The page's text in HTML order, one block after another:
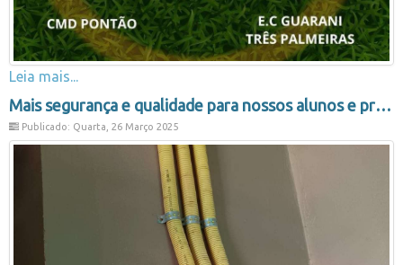
Leia mais...
Mais segurança e qualidade para nossos alunos e professores
Publicado: Quarta, 26 Março 2025